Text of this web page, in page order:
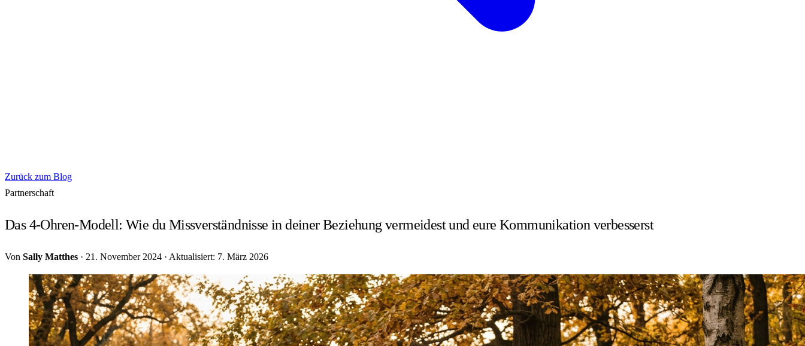
Zurück zum Blog
Partnerschaft
Das 4-Ohren-Modell: Wie du Missverständnisse in deiner Beziehung vermeidest und eure Kommunikation verbesserst
Von Sally Matthes · 21. November 2024 · Aktualisiert: 7. März 2026